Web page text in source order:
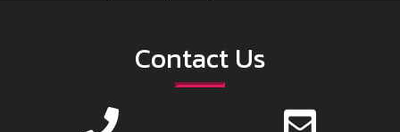
Contact Us